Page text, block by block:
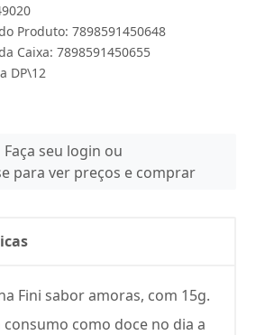
Produto: 7898591450648
Caixa: 7898591450655
DP\12
Faça seu login ou
para ver preços e comprar
Fini sabor amoras, com 15g.
como doce no dia a